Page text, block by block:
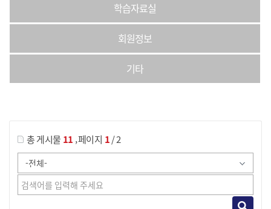
학습자료실
회원정보
기타
총 게시물 11 ,페이지 1/ 2